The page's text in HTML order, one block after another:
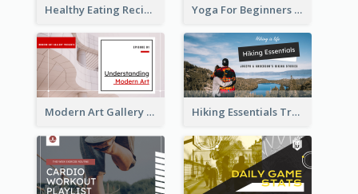
Healthy Eating Recipe YouTube Thumbnail Yoga For Beginners YouTube Thumbnail
Modern Art Gallery Art Education YouTube Thumbnail Hiking Essentials Travel YouTube Thumbnail